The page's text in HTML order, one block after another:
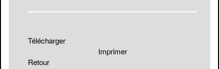
Télécharger
Imprimer
Retour